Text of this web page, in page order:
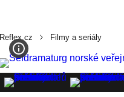
Reflex.cz Filmy a seriály